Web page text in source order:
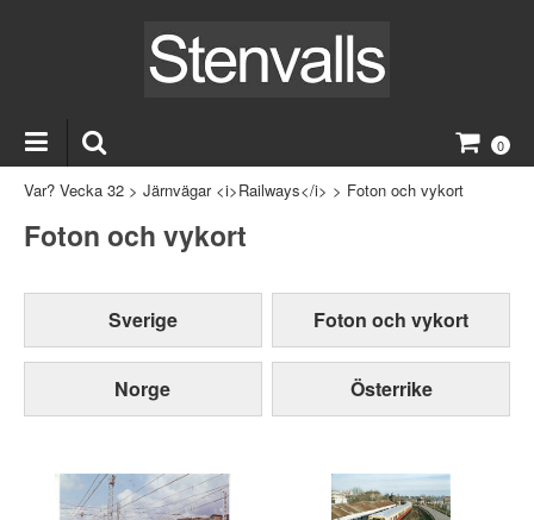
0
Var? Vecka 32 > Järnvägar <i>Railways</i> > Foton och vykort
Foton och vykort
Sverige Foton och vykort
Norge Österrike